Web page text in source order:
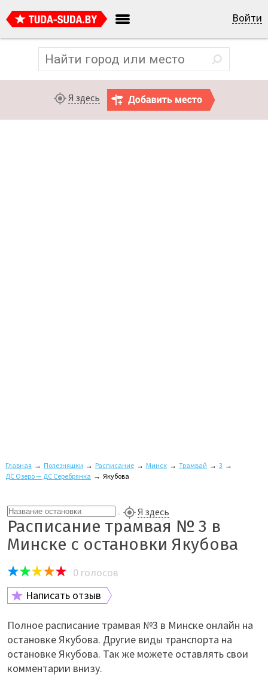
Войти
Я здесь
Главная → Полезняшки → Расписание → Минск → Трамвай → 3 →
ДС Озеро — ДС Серебрянка → Якубова
Я здесь
Расписание трамвая № 3 в
Минске с остановки Якубова
0 голосов
Написать отзыв
Полное расписание трамвая №3 в Минске онлайн на
остановке Якубова. Другие виды транспорта на
остановке Якубова. Так же можете оставлять свои
комментарии внизу.